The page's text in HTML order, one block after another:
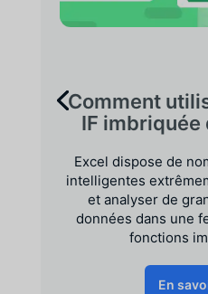
Comment
IF imbriquée
Excel dispose de
intelligentes
et analyser de
données dans une
fonctions
En